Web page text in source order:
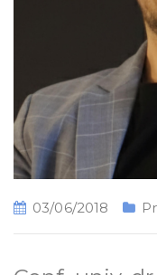
03/06/2018